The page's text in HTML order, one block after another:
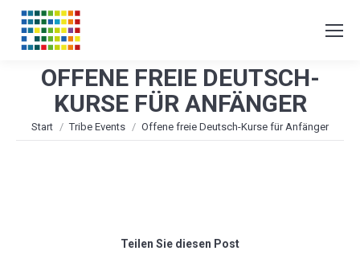
OFFENE FREIE DEUTSCH-
KURSE FÜR ANFÄNGER
Sie befinden sich hier:
Start Tribe Events Offene freie Deutsch-Kurse für Anfänger
Teilen Sie diesen Post